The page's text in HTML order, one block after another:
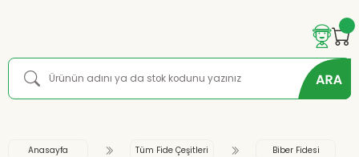
Anasayfa Tüm Fide Çeşitleri Biber Fidesi